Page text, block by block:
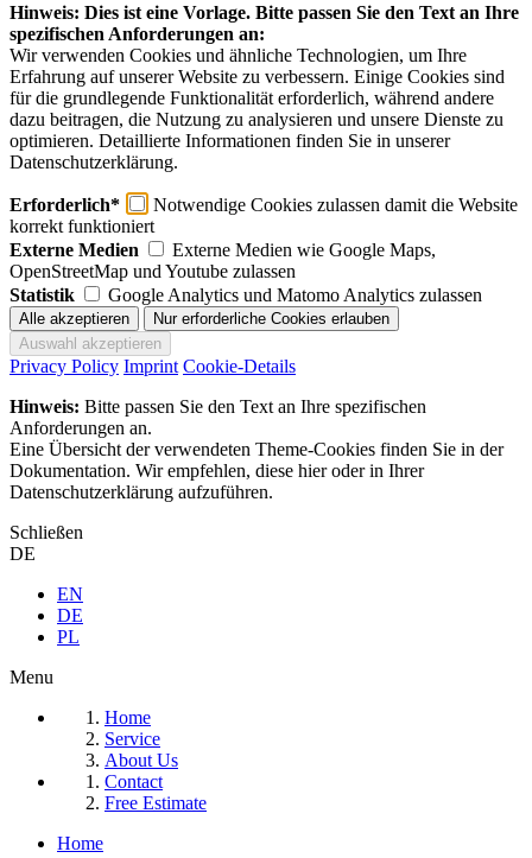
Hinweis: Dies ist eine Vorlage. Bitte passen Sie den Text an Ihre
spezifischen Anforderungen an:
Wir verwenden Cookies und ähnliche Technologien, um Ihre
Erfahrung auf unserer Website zu verbessern. Einige Cookies sind
für die grundlegende Funktionalität erforderlich, während andere
dazu beitragen, die Nutzung zu analysieren und unsere Dienste zu
optimieren. Detaillierte Informationen finden Sie in unserer
Datenschutzerklärung.
Erforderlich*
Notwendige Cookies zulassen damit die Website
korrekt funktioniert
Externe Medien
Externe Medien wie Google Maps,
OpenStreetMap und Youtube zulassen
Statistik
Google Analytics und Matomo Analytics zulassen
Privacy Policy Imprint Cookie-Details
Hinweis: Bitte passen Sie den Text an Ihre spezifischen
Anforderungen an.
Eine Übersicht der verwendeten Theme-Cookies finden Sie in der
Dokumentation. Wir empfehlen, diese hier oder in Ihrer
Datenschutzerklärung aufzuführen.
Schließen
DE
EN
DE
PL
Menu
Home
Service
About Us
Contact
Free Estimate
Home